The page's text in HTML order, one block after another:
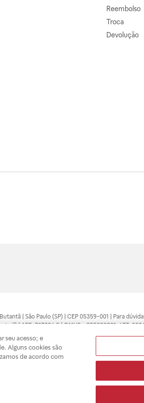
Reembolso
Troca
Devolução
| São Paulo (SP) | CEP 05359-001 | Para
| AFE: 7.17094.5 | CMVS - 355030801-477-
Somente o médico está apto a
válidos apenas para compras feitas pela
compras com tranquilidade. A privacidade e a
seu acesso; e
Alguns cookies são
de acordo com